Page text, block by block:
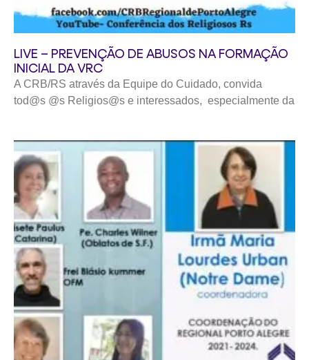
LIVE – PREVENÇÃO DE ABUSOS NA FORMAÇÃO
INICIAL DA VRC
A CRB/RS através da Equipe do Cuidado, convida
tod@s @s Religios@s e interessados, especialmente da